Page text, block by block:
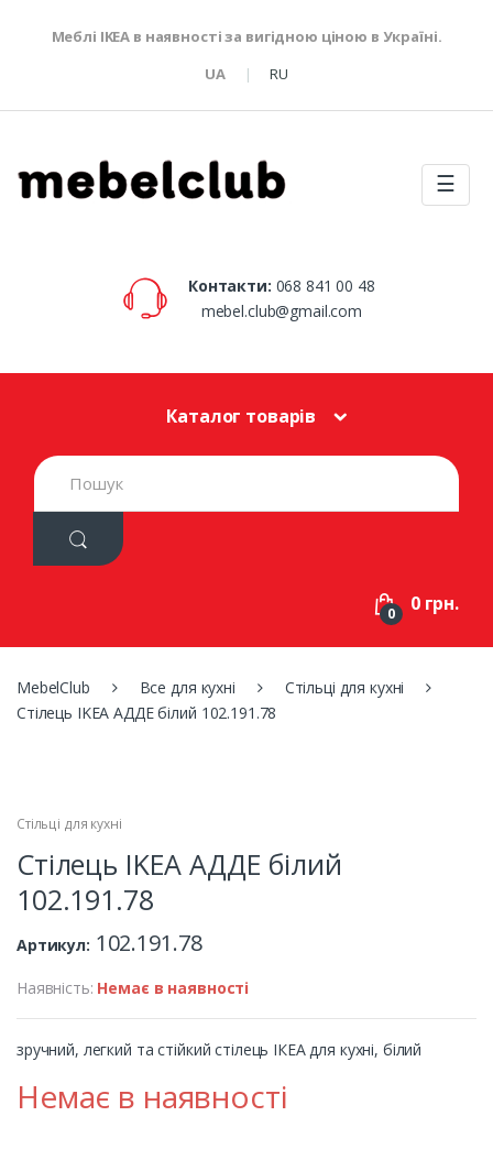
Меблі IKEA в наявності за вигідною ціною в Україні.
UA
RU
☰
Контакти: 068 841 00 48
mebel.club@gmail.com
Каталог товарів
S
e
h
:
0 0 грн.
MebelClub Все для кухні
Стільці для кухні
Стілець IKEA АДДЕ білий 102.191.78
Стільці для кухні
Стілець IKEA АДДЕ білий
102.191.78
Артикул: 102.191.78
Наявність: Немає в наявності
зручний, легкий та стійкий стілець ІКЕА для кухні, білий
Немає в наявності